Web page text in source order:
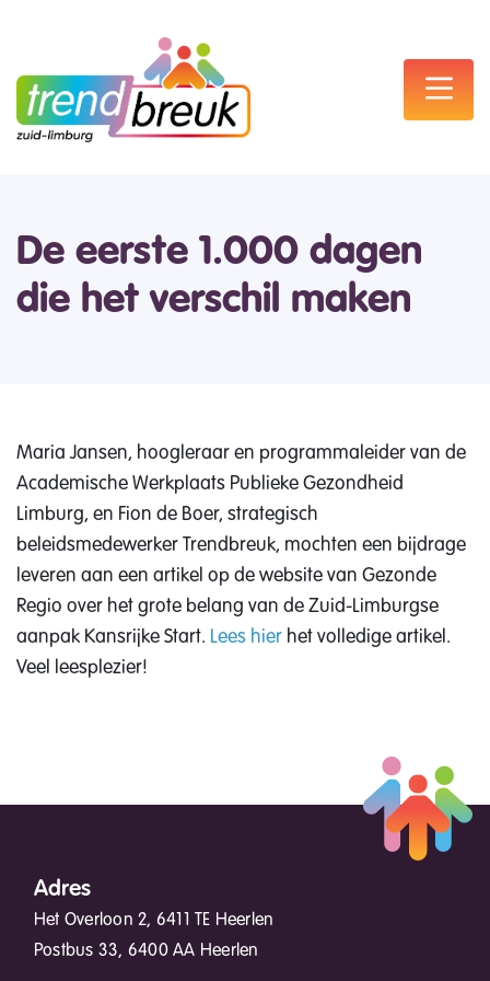
De eerste 1.000 dagen
die het verschil maken
Maria Jansen, hoogleraar en programmaleider van de
Academische Werkplaats Publieke Gezondheid
Limburg, en Fion de Boer, strategisch
beleidsmedewerker Trendbreuk, mochten een bijdrage
leveren aan een artikel op de website van Gezonde
Regio over het grote belang van de Zuid-Limburgse
aanpak Kansrijke Start. Lees hier het volledige artikel.
Veel leesplezier!
Adres
Het Overloon 2, 6411 TE Heerlen
Postbus 33, 6400 AA Heerlen